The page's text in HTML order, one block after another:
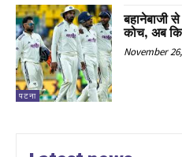
पटना
बहानेबाजी
कोच, अब
November